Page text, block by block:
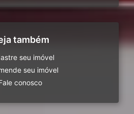
também
seu imóvel
seu imóvel
conosco